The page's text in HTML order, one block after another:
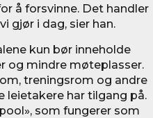
å forsvinne. Det handler
gjør i dag, sier han.
kun bør inneholde
og mindre møteplasser.
treningsrom og andre
leietakere har tilgang på.
som fungerer som